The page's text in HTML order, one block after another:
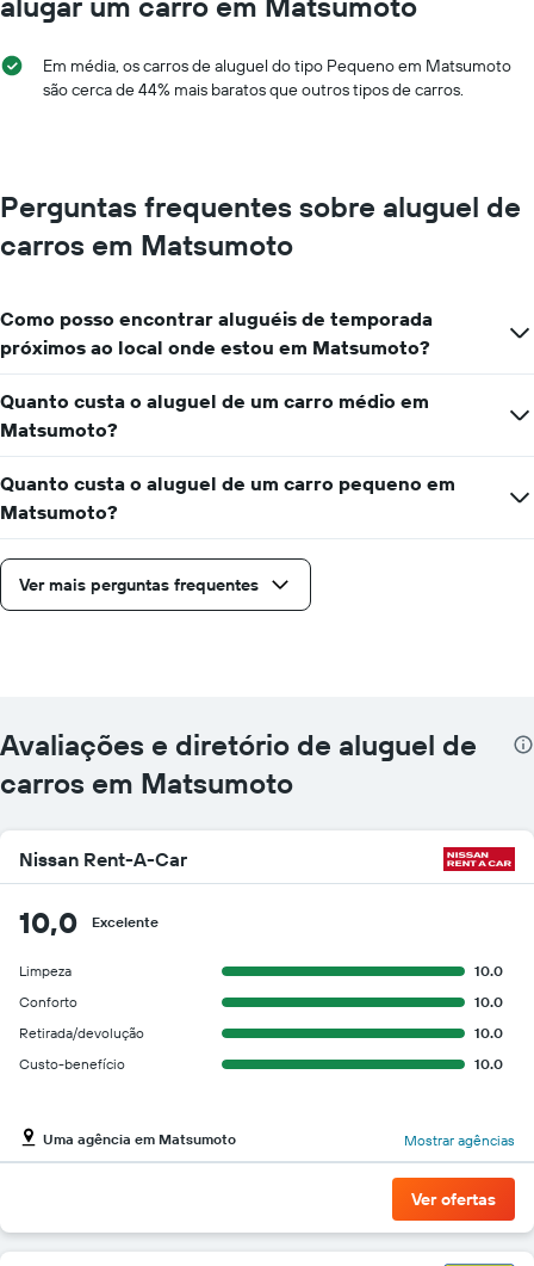
tem
eixo
aluguel
de
carro
dia
Em média, os carros de aluguel do tipo Pequeno em Matsumoto
são cerca de 44% mais baratos que outros tipos de carros.
Perguntas frequentes sobre aluguel de
carros em Matsumoto
Como posso encontrar aluguéis de temporada
próximos ao local onde estou em Matsumoto?
Quanto custa o aluguel de um carro médio em
Matsumoto?
Quanto custa o aluguel de um carro pequeno em
Matsumoto?
Ver mais perguntas frequentes
Avaliações e diretório de aluguel de
carros em Matsumoto
Nissan Rent-A-Car
10,0 Excelente
Limpeza
10.0
Conforto
10.0
Retirada/devolução
10.0
Custo-benefício
10.0
Uma agência em Matsumoto Mostrar agências
Ver ofertas